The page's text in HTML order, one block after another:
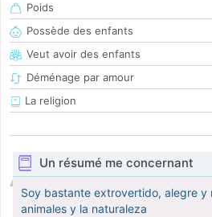
Poids
Possède des enfants
Veut avoir des enfants
Déménage par amour
La religion
Un résumé me concernant
Soy bastante extrovertido, alegre y
animales y la naturaleza